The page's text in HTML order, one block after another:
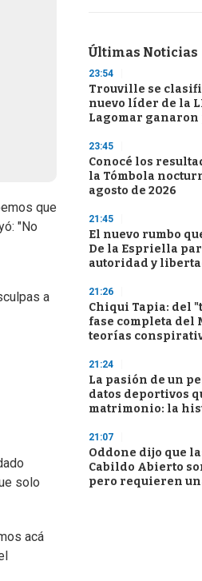
que
"No
a
solo
acá
Últimas Noticias
23:54
Trouville se
nuevo líder de la
Lagomar
23:45
Conocé los
la Tómbola
agosto de 2026
21:45
El nuevo rumbo
De la Espriella
autoridad y
21:26
Chiqui Tapia: del
fase completa del
teorías
21:24
La pasión de un
datos deportivos
matrimonio: la
21:07
Oddone dijo que
Cabildo Abierto
pero requieren